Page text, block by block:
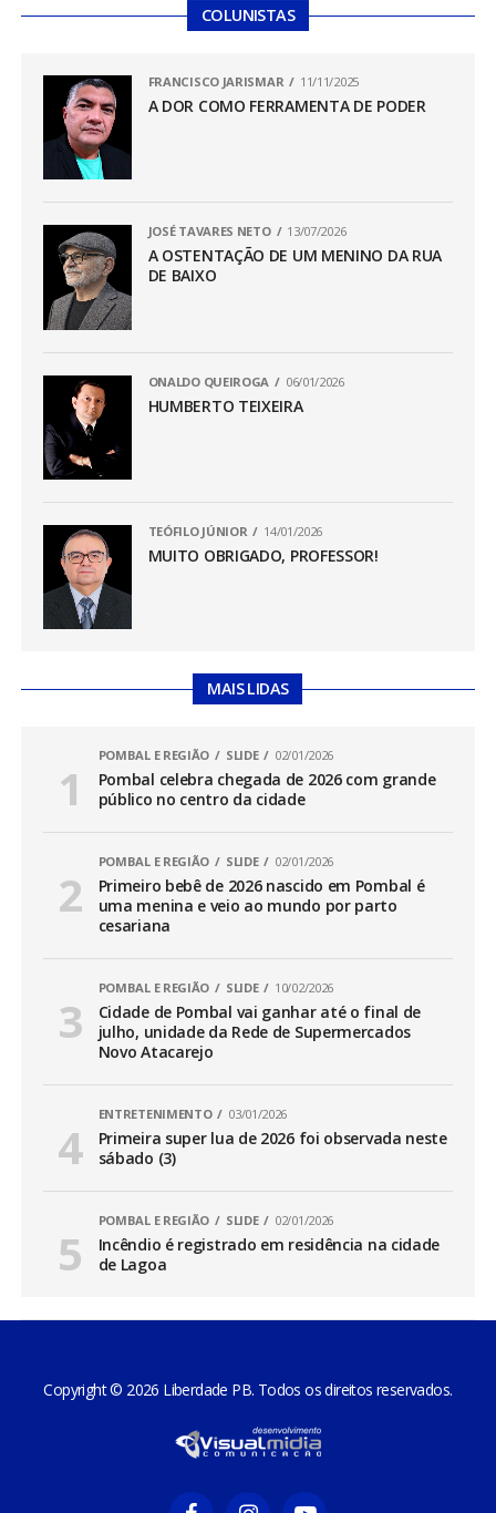
COLUNISTAS
FRANCISCO JARISMAR 11/11/2025
A DOR COMO FERRAMENTA DE PODER
JOSÉ TAVARES NETO 13/07/2026
A OSTENTAÇÃO DE UM MENINO DA RUA
DE BAIXO
ONALDO QUEIROGA 06/01/2026
HUMBERTO TEIXEIRA
TEÓFILO JÚNIOR 14/01/2026
MUITO OBRIGADO, PROFESSOR!
MAIS LIDAS
POMBAL E REGIÃO SLIDE 02/01/2026
Pombal celebra chegada de 2026 com grande
público no centro da cidade
POMBAL E REGIÃO SLIDE 02/01/2026
Primeiro bebê de 2026 nascido em Pombal é
uma menina e veio ao mundo por parto
cesariana
POMBAL E REGIÃO SLIDE 10/02/2026
Cidade de Pombal vai ganhar até o final de
julho, unidade da Rede de Supermercados
Novo Atacarejo
ENTRETENIMENTO 03/01/2026
Primeira super lua de 2026 foi observada neste
sábado (3)
POMBAL E REGIÃO SLIDE 02/01/2026
Incêndio é registrado em residência na cidade
de Lagoa
Copyright © 2026 Liberdade PB. Todos os direitos reservados.